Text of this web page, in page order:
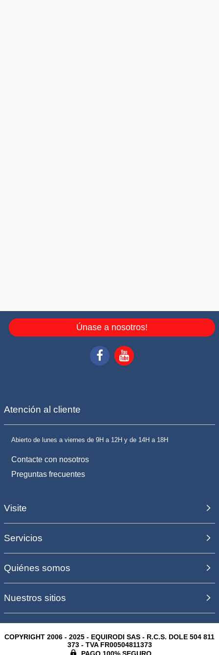
Únase a nosotros!
Atención al cliente
Abierto de lunes a viernes de 9H a 12H y de 14H a 18H
Contacte con nosotros
Preguntas frecuentes
Visite
Servicios
Quiénes somos
Nuestros sitios
COPYRIGHT 2006 - 2025 - EQUIRODI SAS - R.C.S. DOLE 504 811
373 - TVA FR00504811373
PAGO 100% SEGURO